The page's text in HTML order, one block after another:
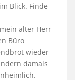
Blick. Finde
alter Herr
Büro
wieder
damals